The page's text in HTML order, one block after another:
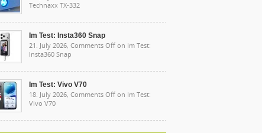
Technaxx TX-332
Im Test: Insta360 Snap
21. July 2026, Comments Off on Im Test:
Insta360 Snap
Im Test: Vivo V70
18. July 2026, Comments Off on Im Test:
Vivo V70